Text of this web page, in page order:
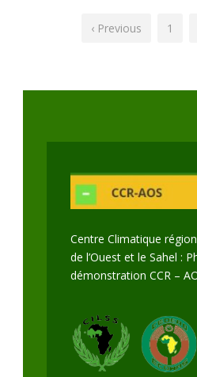
‹ Previous 1
Centre Climatique
de l’Ouest et le Sahel :
démonstration CCR –